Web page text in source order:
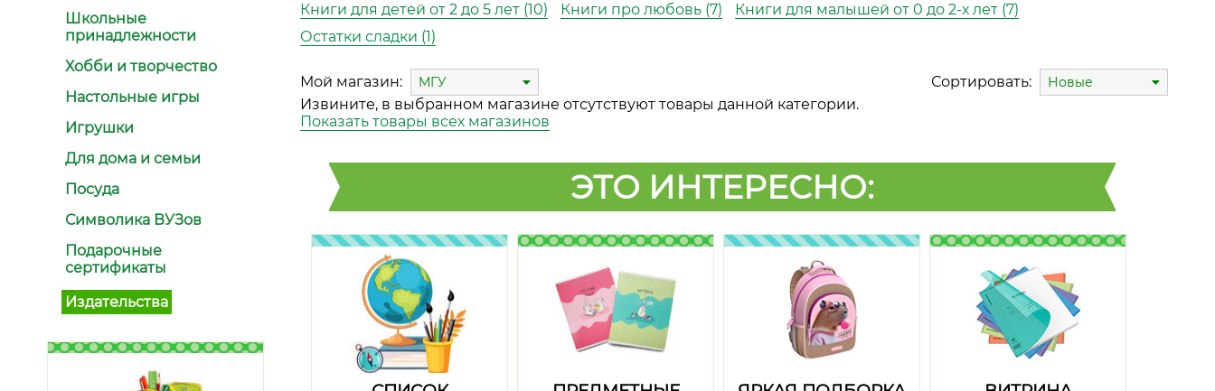
Школьные
принадлежности
Хобби и творчество
Настольные игры
Игрушки
Для дома и семьи
Посуда
Символика ВУЗов
Подарочные
сертификаты
Издательства
Книги для детей от 2 до 5 лет (10) Книги про любовь (7)
Книги для малышей от 0 до 2-х лет (7)
Остатки сладки (1)
Мой магазин: МГУ Сортировать: Новые
Извините, в выбранном магазине отсутствуют товары данной категории.
Показать товары всех магазинов
ЭТО ИНТЕРЕСНО: